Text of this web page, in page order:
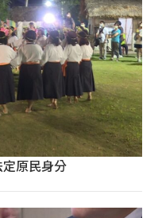
原民身分